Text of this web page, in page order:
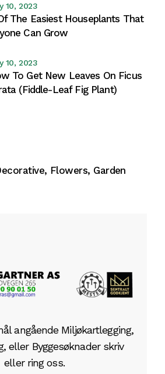
10, 2023
The Easiest Houseplants That
Can Grow
10, 2023
To Get New Leaves On Ficus
(Fiddle-Leaf Fig Plant)
Flowers Garden
angående Miljøkartlegging,
eller Byggesøknader skriv
eller ring oss.